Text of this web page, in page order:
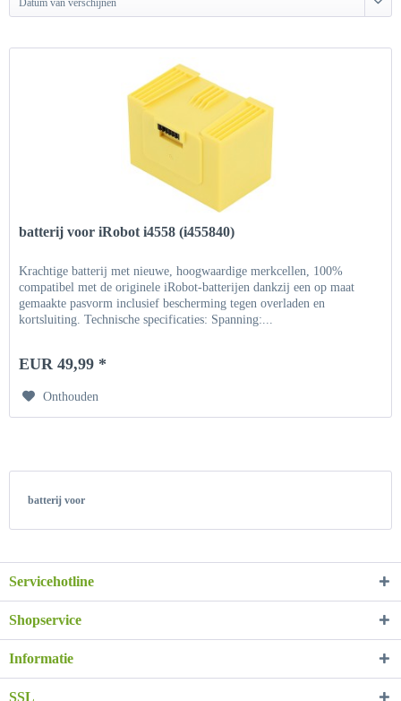
Datum van verschijnen
batterij voor iRobot i4558 (i455840)
Krachtige batterij met nieuwe, hoogwaardige merkcellen, 100%
compatibel met de originele iRobot-batterijen dankzij een op maat
gemaakte pasvorm inclusief bescherming tegen overladen en
kortsluiting. Technische specificaties: Spanning:...
EUR 49,99 *
Onthouden
batterij voor
Servicehotline
Shopservice
Informatie
SSL